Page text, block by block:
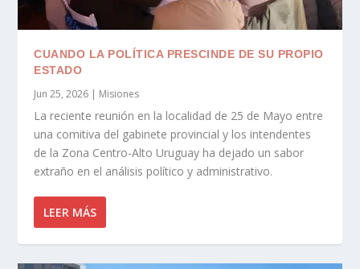
CUANDO LA POLÍTICA PRESCINDE DE SU PROPIO
ESTADO
Jun 25, 2026 | Misiones
La reciente reunión en la localidad de 25 de Mayo entre
una comitiva del gabinete provincial y los intendentes
de la Zona Centro-Alto Uruguay ha dejado un sabor
extraño en el análisis político y administrativo.
LEER MÁS